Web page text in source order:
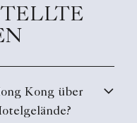
Kong über